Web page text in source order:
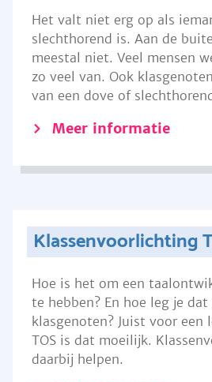
Het valt niet erg op als
slechthorend is. Aan de
meestal niet. Veel mensen
zo veel van. Ook
van een dove of
Meer informatie
Klassenvoorlichting
Hoe is het om een
te hebben? En hoe leg je
klasgenoten? Juist voor een
TOS is dat moeilijk.
daarbij helpen.